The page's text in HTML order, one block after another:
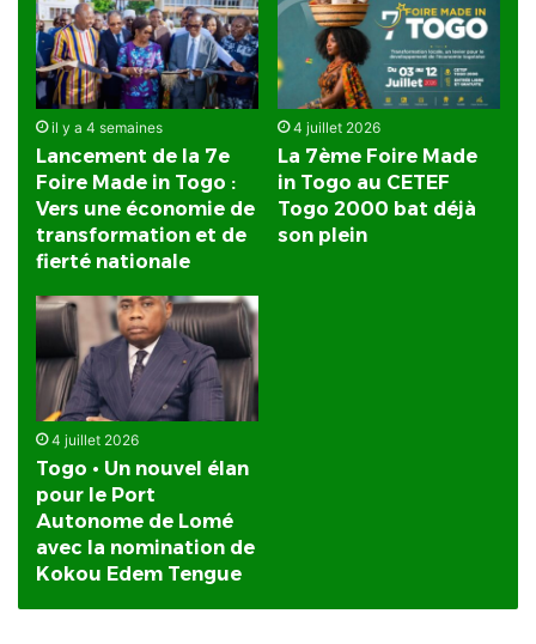
il y a 4 semaines
Lancement de la 7e
Foire Made in Togo :
Vers une économie de
transformation et de
fierté nationale
4 juillet 2026
La 7ème Foire Made
in Togo au CETEF
Togo 2000 bat déjà
son plein
4 juillet 2026
Togo • Un nouvel élan
pour le Port
Autonome de Lomé
avec la nomination de
Kokou Edem Tengue